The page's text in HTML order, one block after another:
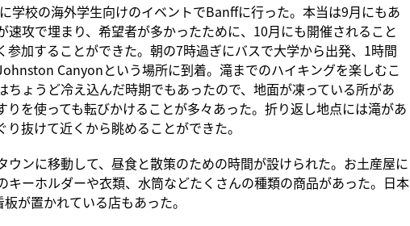
学校の海外学生向けのイベントでBanffに行った。本当は9月にもあ
速攻で埋まり、希望者が多かったために、10月にも開催されること
参加することができた。朝の7時過ぎにバスで大学から出発、1時間
Canyonという場所に到着。滝までのハイキングを楽しむこ
ちょうど冷え込んだ時期でもあったので、地面が凍っている所があ
りを使っても転びかけることが多々あった。折り返し地点には滝があ
り抜けて近くから眺めることができた。
ウンに移動して、昼食と散策のための時間が設けられた。お土産屋に
キーホルダーや衣類、水筒などたくさんの種類の商品があった。日本
が置かれている店もあった。